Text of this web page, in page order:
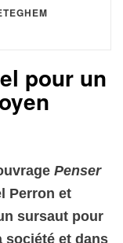
pour un
Penser
Perron et
sursaut pour
société et dans